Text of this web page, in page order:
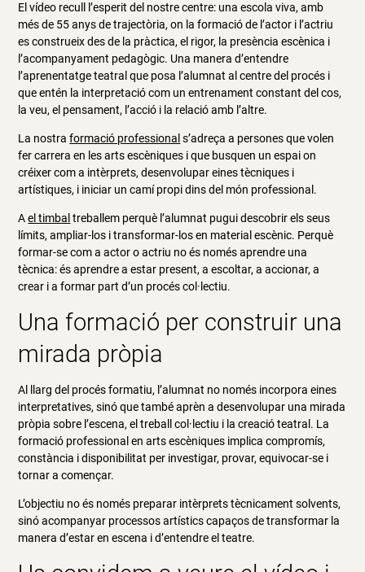
El vídeo recull l’esperit del nostre centre: una escola viva, amb
més de 55 anys de trajectòria, on la formació de l’actor i l’actriu
es construeix des de la pràctica, el rigor, la presència escènica i
l’acompanyament pedagògic. Una manera d’entendre
l’aprenentatge teatral que posa l’alumnat al centre del procés i
que entén la interpretació com un entrenament constant del cos,
la veu, el pensament, l’acció i la relació amb l’altre.
La nostraformació professional s’adreça a persones que volen
fer carrera en les arts escèniques i que busquen un espai on
créixer com a intèrprets, desenvolupar eines tècniques i
artístiques, i iniciar un camí propi dins del món professional.
Ael timbal treballem perquè l’alumnat pugui descobrir els seus
límits, ampliar-los i transformar-los en material escènic. Perquè
formar-se com a actor o actriu no és només aprendre una
tècnica: és aprendre a estar present, a escoltar, a accionar, a
crear i a formar part d’un procés col·lectiu.
Una formació per construir una
mirada pròpia
Al llarg del procés formatiu, l’alumnat no només incorpora eines
interpretatives, sinó que també aprèn a desenvolupar una mirada
pròpia sobre l’escena, el treball col·lectiu i la creació teatral. La
formació professional en arts escèniques implica compromís,
constància i disponibilitat per investigar, provar, equivocar-se i
tornar a començar.
L’objectiu no és només preparar intèrprets tècnicament solvents,
sinó acompanyar processos artístics capaços de transformar la
manera d’estar en escena i d’entendre el teatre.